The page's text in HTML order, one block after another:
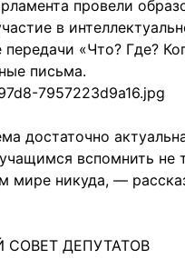
провели
в
передачи «Что? Где?
письма.
достаточно
вспомнить не
мире никуда, —
ДЕПУТАТОВ